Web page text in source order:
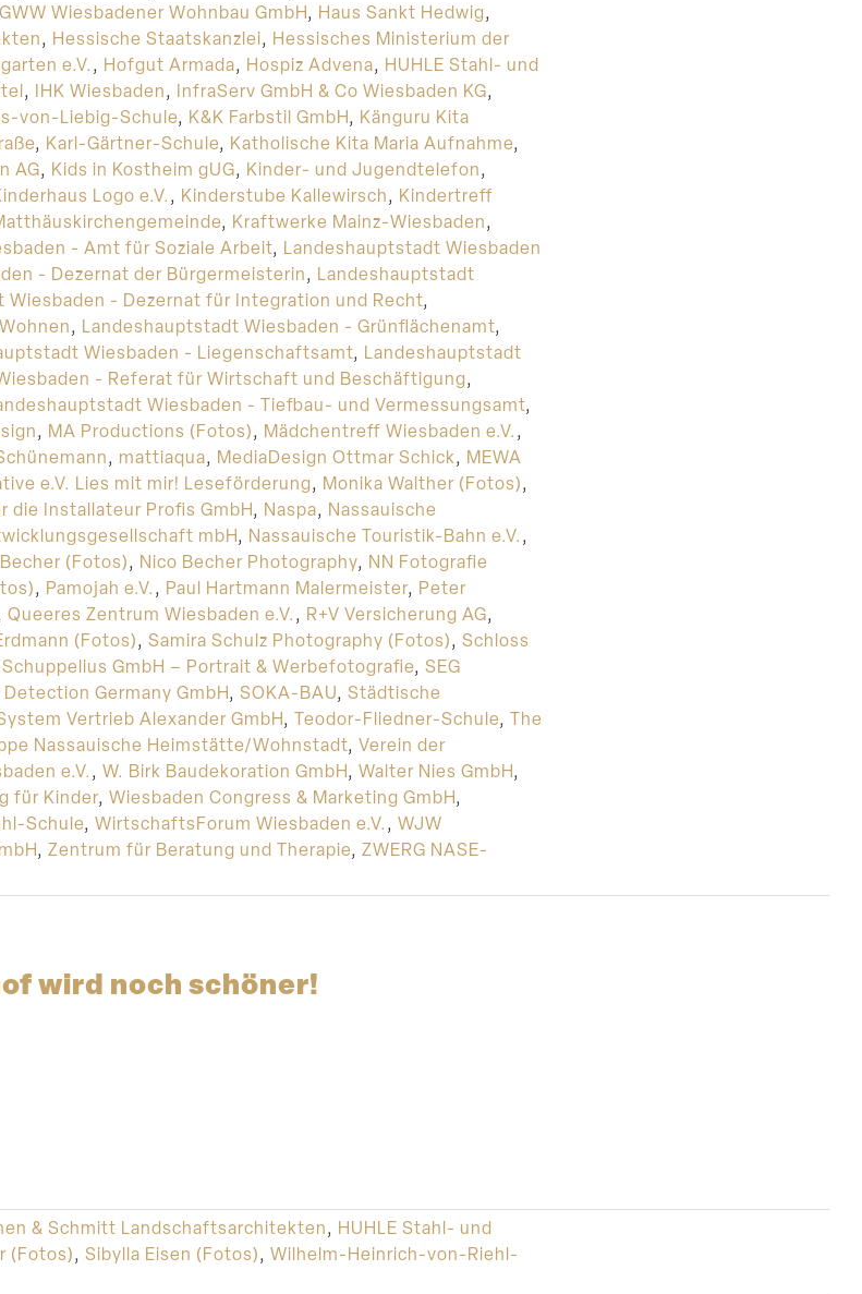
GWW Wiesbadener Wohnbau GmbH, Haus Sankt Hedwig,
, Hessische Staatskanzlei, Hessisches Ministerium der
e.V., Hofgut Armada, Hospiz Advena, HUHLE Stahl- und
, IHK Wiesbaden, InfraServ GmbH & Co Wiesbaden KG,
von-Liebig-Schule, K&K Farbstil GmbH, Känguru Kita
, Karl-Gärtner-Schule, Katholische Kita Maria Aufnahme,
AG, Kids in Kostheim gUG, Kinder- und Jugendtelefon,
Logo e.V., Kinderstube Kallewirsch, Kindertreff
, Kraftwerke Mainz-Wiesbaden,
- Amt für Soziale Arbeit, Landeshauptstadt Wiesbaden
- Dezernat der Bürgermeisterin, Landeshauptstadt
Wiesbaden - Dezernat für Integration und Recht,
, Landeshauptstadt Wiesbaden - Grünflächenamt,
Wiesbaden - Liegenschaftsamt, Landeshauptstadt
- Referat für Wirtschaft und Beschäftigung,
Wiesbaden - Tiefbau- und Vermessungsamt,
, MA Productions (Fotos), Mädchentreff Wiesbaden e.V.,
, mattiaqua, MediaDesign Ottmar Schick, MEWA
e.V. Lies mit mir! Leseförderung, Monika Walther (Fotos),
die Installateur Profis GmbH, Naspa, Nassauische
mbH, Nassauische Touristik-Bahn e.V.,
(Fotos), Nico Becher Photography, NN Fotografie
, Pamojah e.V., Paul Hartmann Malermeister, Peter
Queeres Zentrum Wiesbaden e.V., R+V Versicherung AG,
(Fotos), Samira Schulz Photography (Fotos), Schloss
Schuppelius GmbH – Portrait & Werbefotografie, SEG
Germany GmbH, SOKA-BAU, Städtische
Vertrieb Alexander GmbH, Teodor-Fliedner-Schule, The
Nassauische Heimstätte/Wohnstadt, Verein der
e.V., W. Birk Baudekoration GmbH, Walter Nies GmbH,
für Kinder, Wiesbaden Congress & Marketing GmbH,
Schule, WirtschaftsForum Wiesbaden e.V., WJW
, Zentrum für Beratung und Therapie, ZWERG NASE-
wird noch schöner!
& Schmitt Landschaftsarchitekten, HUHLE Stahl- und
(Fotos), Sibylla Eisen (Fotos), Wilhelm-Heinrich-von-Riehl-